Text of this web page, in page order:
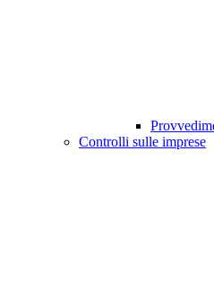
Controlli sulle imprese